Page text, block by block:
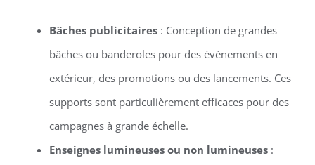
Bâches publicitaires: Conception de grandes
bâches ou banderoles pour des événements en
extérieur, des promotions ou des lancements. Ces
supports sont particulièrement efficaces pour des
campagnes à grande échelle.
Enseignes lumineuses ou non lumineuses: